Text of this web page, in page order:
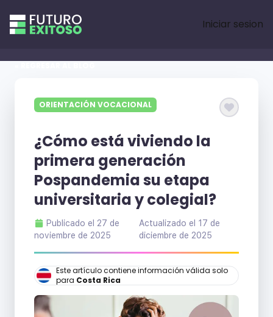
Iniciar sesion
ORIENTACIÓN VOCACIONAL
¿Cómo está viviendo la
primera generación
Pospandemia su etapa
universitaria y colegial?
Publicado el 27 de
noviembre de 2025
Actualizado el 17 de
diciembre de 2025
Este artículo contiene información válida solo
para Costa Rica